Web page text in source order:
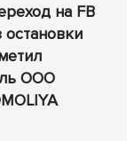
на FB
ООО